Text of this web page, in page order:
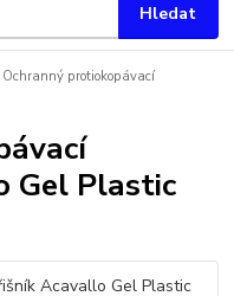
Hledat
Ochranný protiokopávací
Gel Plastic